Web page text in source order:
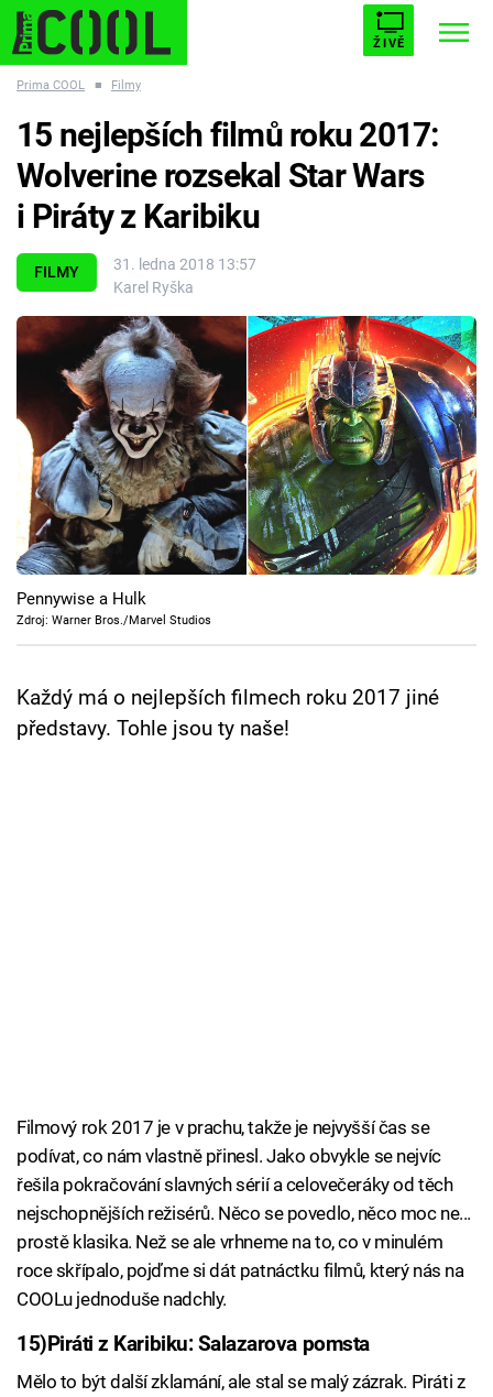
ŽIVĚ
ESCAPE PLNEJ KOTEL AVENGERS 5
Témata
Filmy
Seriály
Hry
Cool Esport
Pořady
TV Program
Přihlášení
Prima COOL ■ Filmy
FILMY
31. ledna 2018 13:57
Karel Ryška
15 nejlepších filmů roku 2017:
Wolverine rozsekal Star Wars
i Piráty z Karibiku
Pennywise a Hulk
Zdroj: Warner Bros./Marvel Studios
Každý má o nejlepších filmech roku 2017 jiné
představy. Tohle jsou ty naše!
Filmový rok 2017 je v prachu, takže je nejvyšší čas se
podívat, co nám vlastně přinesl. Jako obvykle se nejvíc
řešila pokračování slavných sérií a celovečeráky od těch
nejschopnějších režisérů. Něco se povedlo, něco moc ne...
prostě klasika. Než se ale vrhneme na to, co v minulém
roce skřípalo, pojďme si dát patnáctku filmů, který nás na
COOLu jednoduše nadchly.
15) Piráti z Karibiku: Salazarova pomsta
Mělo to být další zklamání, ale stal se malý zázrak. Piráti z